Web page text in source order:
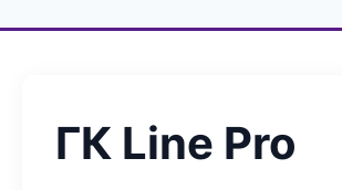
ГК Line Pro